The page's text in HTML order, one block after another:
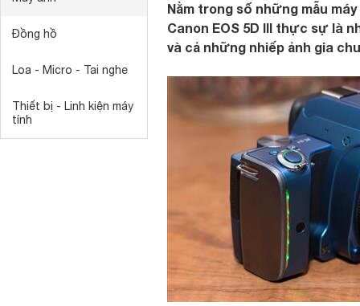
Đồng hồ
Loa - Micro - Tai nghe
Thiết bị - Linh kiện máy
tính
Nằm trong số những mẫu
Canon EOS 5D III thực sự là
và cả những nhiếp ảnh gia